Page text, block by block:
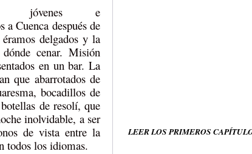
jóvenes e
Cuenca después de
delgados y la
cenar. Misión
en un bar. La
que abarrotados de
bocadillos de
de resolí, que
inolvidable, a ser
de vista entre la
todos los idiomas.
LEER LOS PRIMEROS